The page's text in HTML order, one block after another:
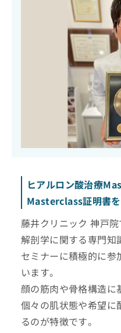
ヒアルロン酸治療
Masterclass証明書
藤井クリニック 神戸
解剖学に関する専門知
セミナーに積極的に参
います。
顔の筋肉や骨格構造に
個々の肌状態や希望に
るのが特徴です。